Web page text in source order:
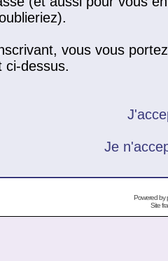
vous vous
ci-dessus.
Je
Powered by
Site